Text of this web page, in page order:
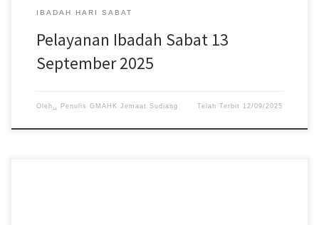
IBADAH HARI SABAT
Pelayanan Ibadah Sabat 13
September 2025
Oleh␣ Penulis GMAHK Jemaat Sudiang Telah Terbit 12/09/2025